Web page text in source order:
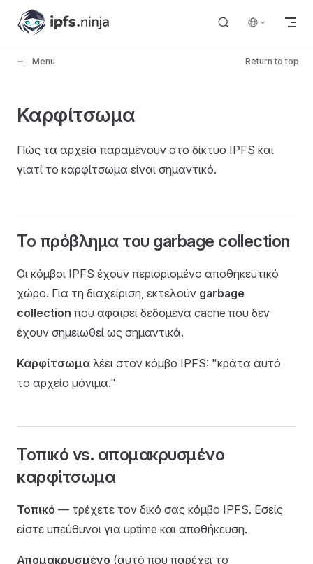
Skip to content
Menu Return to top
Καρφίτσωμα
Πώς τα αρχεία παραμένουν στο δίκτυο IPFS και
γιατί το καρφίτσωμα είναι σημαντικό.
Το πρόβλημα του garbage collection
Οι κόμβοι IPFS έχουν περιορισμένο αποθηκευτικό
χώρο. Για τη διαχείριση, εκτελούν garbage
collection που αφαιρεί δεδομένα cache που δεν
έχουν σημειωθεί ως σημαντικά.
Καρφίτσωμα λέει στον κόμβο IPFS: "κράτα αυτό
το αρχείο μόνιμα."
Τοπικό vs. απομακρυσμένο
καρφίτσωμα
Τοπικό — τρέχετε τον δικό σας κόμβο IPFS. Εσείς
είστε υπεύθυνοι για uptime και αποθήκευση.
Απομακρυσμένο (αυτό που παρέχει το